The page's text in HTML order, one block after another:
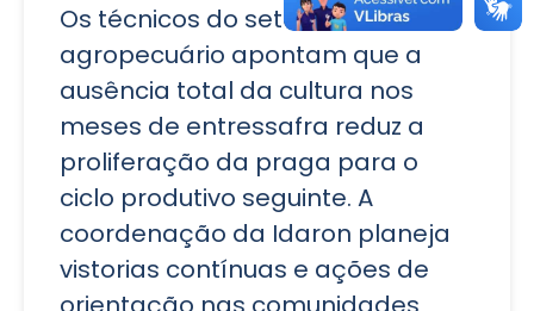
Os técnicos do setor
agropecuário apontam que a
ausência total da cultura nos
meses de entressafra reduz a
proliferação da praga para o
ciclo produtivo seguinte. A
coordenação da Idaron planeja
vistorias contínuas e ações de